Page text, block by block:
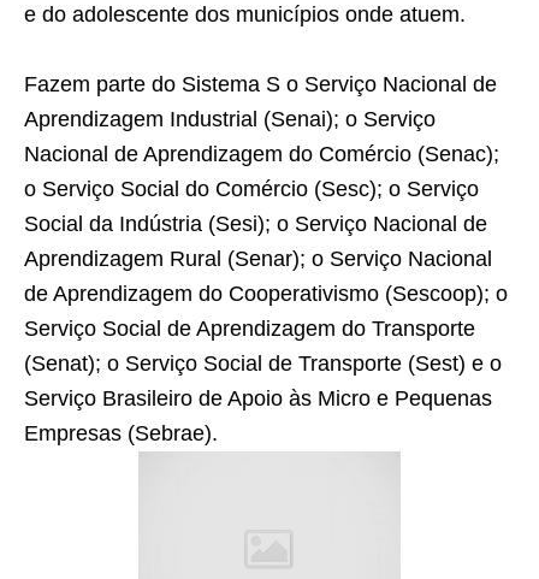
e do adolescente dos municípios onde atuem.
Fazem parte do Sistema S o Serviço Nacional de
Aprendizagem Industrial (Senai); o Serviço
Nacional de Aprendizagem do Comércio (Senac);
o Serviço Social do Comércio (Sesc); o Serviço
Social da Indústria (Sesi); o Serviço Nacional de
Aprendizagem Rural (Senar); o Serviço Nacional
de Aprendizagem do Cooperativismo (Sescoop); o
Serviço Social de Aprendizagem do Transporte
(Senat); o Serviço Social de Transporte (Sest) e o
Serviço Brasileiro de Apoio às Micro e Pequenas
Empresas (Sebrae).